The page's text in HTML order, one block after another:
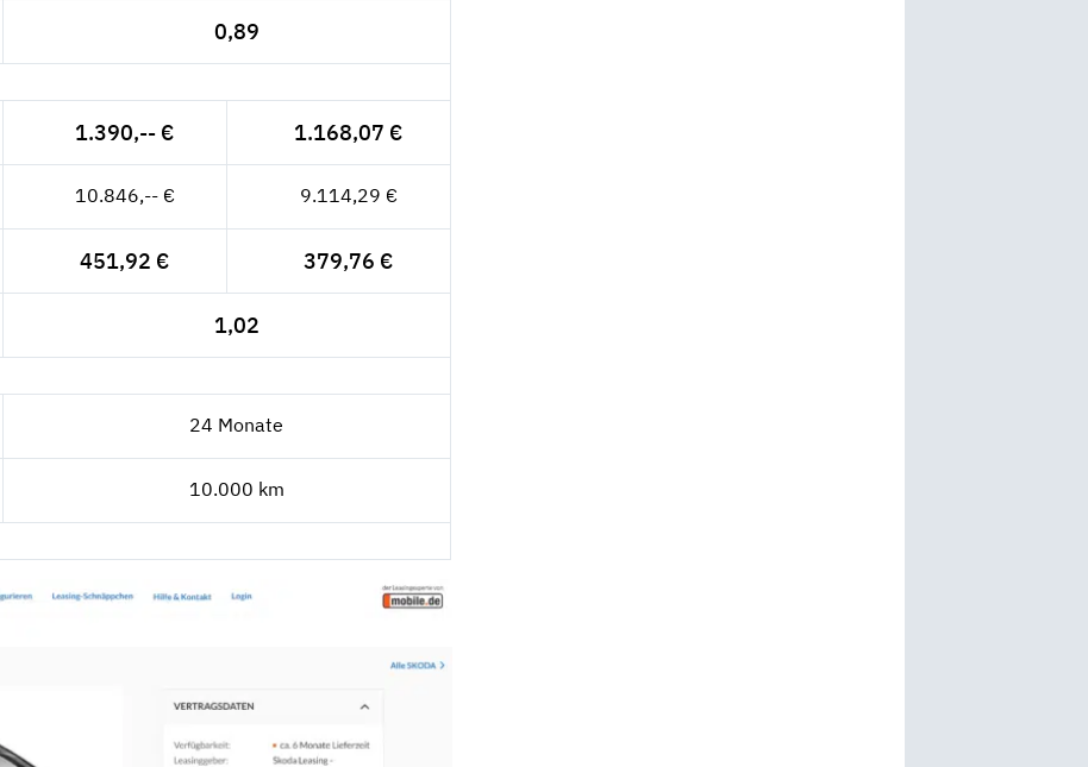
0,89
1.390,-- € 1.168,07 €
10.846,-- € 9.114,29 €
451,92 € 379,76 €
1,02
24 Monate
10.000 km